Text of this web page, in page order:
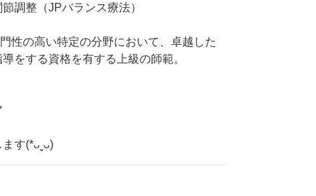
調整（JPバランス療法）
性の高い特定の分野において、卓越した
をする資格を有する上級の師範。
す(*ᴗˬᴗ)